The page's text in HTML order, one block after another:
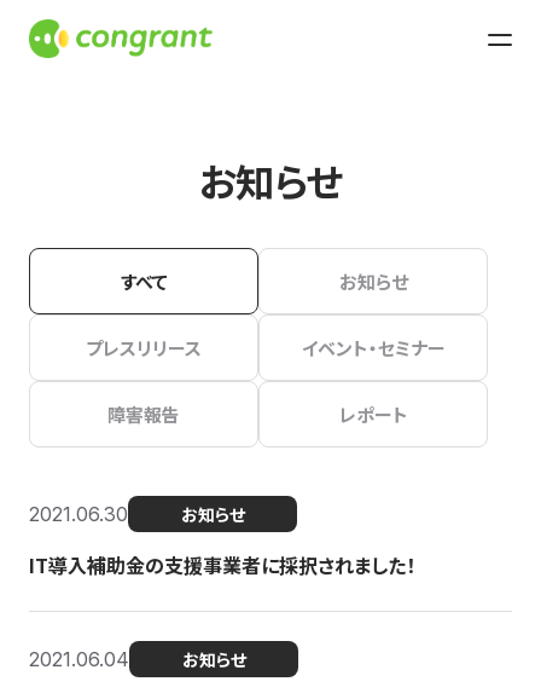
お知らせ
すべて お知らせ
プレスリリース イベント・セミナー
障害報告 レポート
2021.06.30 お知らせ
IT導入補助金の支援事業者に採択されました！
2021.06.04 お知らせ